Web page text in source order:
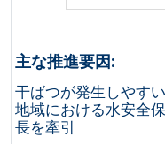
主な推進要因:
干ばつが発生しやす
地域における水安全
長を牽引